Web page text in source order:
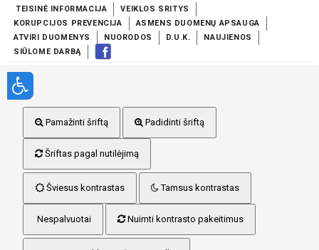
TEISINĖ INFORMACIJA
VEIKLOS SRITYS
KORUPCIJOS PREVENCIJA
ASMENS DUOMENŲ APSAUGA
ATVIRI DUOMENYS
NUORODOS D.U.K.
NAUJIENOS
SIŪLOME DARBĄ
Pamažinti šriftą Padidinti šriftą
Šriftas pagal nutilėjimą
Šviesus kontrastas Tamsus kontrastas
Nespalvuotai Nuimti kontrasto pakeitimus